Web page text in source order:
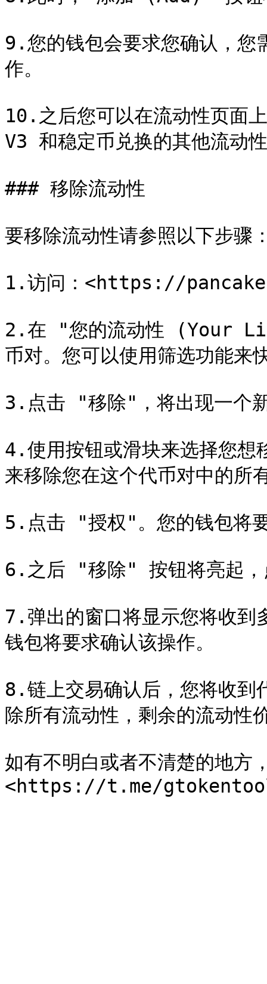
9.您的钱包会要求您确认，您
作。
10.之后您可以在流动性页面
V3 和稳定币兑换的其他流动
### 移除流动性
要移除流动性请参照以下步骤
1.访问：<https://
2.在 "您的流动性 (Your
币对。您可以使用筛选功能
3.点击 "移除"，将出现一个
4.使用按钮或滑块来选择您
来移除您在这个代币对中的所
5.点击 "授权"。您的钱包将
6.之后 "移除" 按钮将亮起，
7.弹出的窗口将显示您将收
钱包将要求确认该操作。
8.链上交易确认后，您将收到
除所有流动性，剩余的流动
如有不明白或者不清楚的地方